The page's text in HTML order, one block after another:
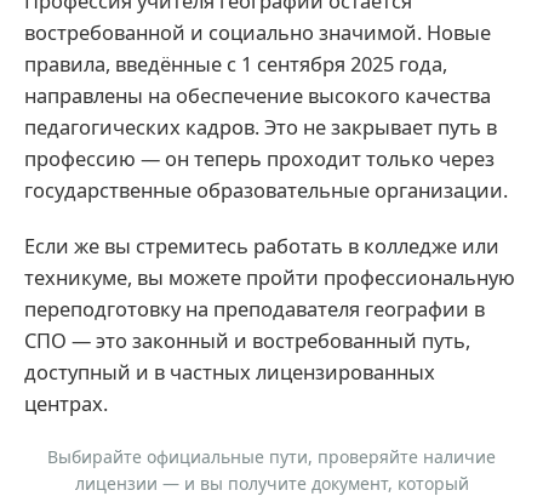
востребованной и социально значимой. Новые
правила, введённые с 1 сентября 2025 года,
направлены на обеспечение высокого качества
педагогических кадров. Это не закрывает путь в
профессию — он теперь проходит только через
государственные образовательные организации.
Если же вы стремитесь работать в колледже или
техникуме, вы можете пройти профессиональную
переподготовку на преподавателя географии в
СПО — это законный и востребованный путь,
доступный и в частных лицензированных
центрах.
Выбирайте официальные пути, проверяйте наличие
лицензии — и вы получите документ, который